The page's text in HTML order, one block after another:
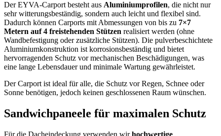
Der EYVA-Carport besteht aus Aluminiumprofilen, die nicht nur
sehr witterungsbeständig, sondern auch leicht und flexibel sind.
Dadurch können Carports mit Abmessungen von bis zu 7×7
Metern auf 4 freistehenden Stützen realisiert werden (ohne
Wandbefestigung oder zusätzliche Stützen). Die pulverbeschichtete
Aluminiumkonstruktion ist korrosionsbeständig und bietet
hervorragenden Schutz vor mechanischen Beschädigungen, was
eine lange Lebensdauer und minimale Wartung gewährleistet.
Der Carport ist ideal für alle, die Schutz vor Regen, Schnee oder
Sonne benötigen, jedoch keinen geschlossenen Raum wünschen.
Sandwichpaneele für maximalen Schutz
Für die Dacheindeckung verwenden wirhochwertige